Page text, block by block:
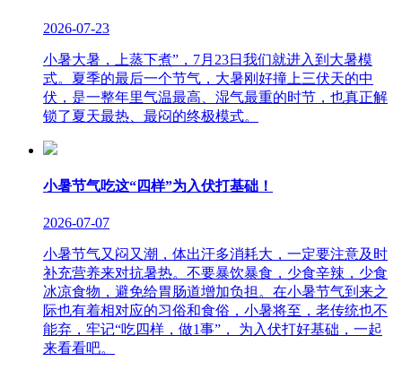
2026-07-23
小暑大暑，上蒸下煮”，7月23日我们就进入到大暑模
式。夏季的最后一个节气，大暑刚好撞上三伏天的中
伏，是一整年里气温最高、湿气最重的时节，也真正解
锁了夏天最热、最闷的终极模式。
小暑节气吃这“四样”为入伏打基础！
2026-07-07
小暑节气又闷又潮，体出汗多消耗大，一定要注意及时
补充营养来对抗暑热。不要暴饮暴食，少食辛辣，少食
冰凉食物，避免给胃肠道增加负担。在小暑节气到来之
际也有着相对应的习俗和食俗，小暑将至，老传统也不
能弃，牢记“吃四样，做1事”， 为入伏打好基础，一起
来看看吧。